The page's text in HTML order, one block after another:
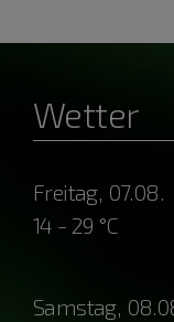
Wetter
Freitag, 07.08.
14 - 29 °C
Samstag,